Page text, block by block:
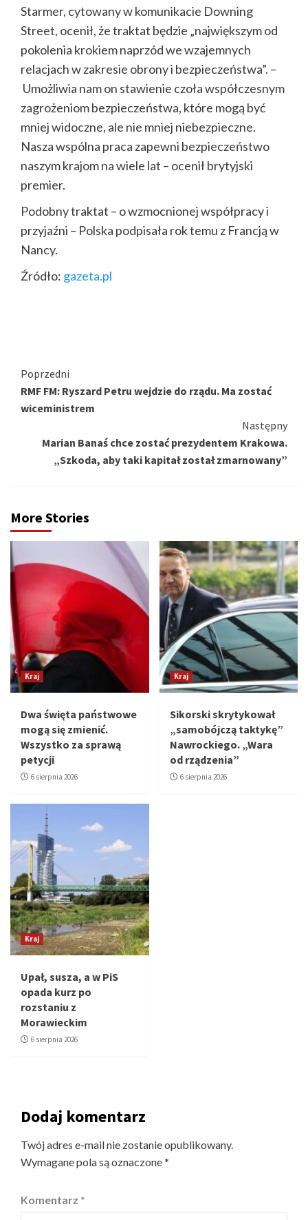
Starmer, cytowany w komunikacie Downing
Street, ocenił, że traktat będzie „największym od
pokolenia krokiem naprzód we wzajemnych
relacjach w zakresie obrony i bezpieczeństwa”. –
Umożliwia nam on stawienie czoła współczesnym
zagrożeniom bezpieczeństwa, które mogą być
mniej widoczne, ale nie mniej niebezpieczne.
Nasza wspólna praca zapewni bezpieczeństwo
naszym krajom na wiele lat – ocenił brytyjski
premier.
Podobny traktat – o wzmocnionej współpracy i
przyjaźni – Polska podpisała rok temu z Francją w
Nancy.
Źródło: gazeta.pl
Kontynuuj
czytanie
Poprzedni
RMF FM: Ryszard Petru wejdzie do rządu. Ma zostać
wiceministrem
Następny
Marian Banaś chce zostać prezydentem Krakowa.
„Szkoda, aby taki kapitał został zmarnowany”
More Stories
Kraj
Dwa święta państwowe
mogą się zmienić.
Wszystko za sprawą
petycji
6 sierpnia 2026
Kraj
Sikorski skrytykował
„samobójczą taktykę”
Nawrockiego. „Wara
od rządzenia”
6 sierpnia 2026
Kraj
Upał, susza, a w PiS
opada kurz po
rozstaniu z
Morawieckim
6 sierpnia 2026
Dodaj komentarz
Twój adres e-mail nie zostanie opublikowany.
Wymagane pola są oznaczone*
Komentarz *